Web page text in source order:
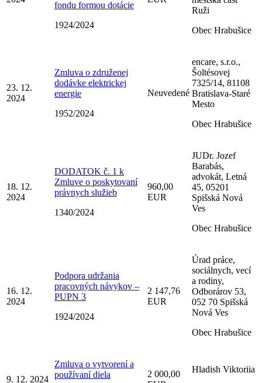
fondu formou dotácie
1924/2024
Ruži
Obec Hrabušice
23. 12.
2024
Zmluva o združenej
dodávke elektrickej
energie
1952/2024
Neuvedené
encare, s.r.o.,
Šoltésovej
7325/14, 81108
Bratislava-Staré
Mesto
Obec Hrabušice
18. 12.
2024
DODATOK č. 1 k
Zmluve o poskytovaní
právnych služieb
1340/2024
960,00
EUR
JUDr. Jozef
Barabás,
advokát, Letná
45, 05201
Spišská Nová
Ves
Obec Hrabušice
16. 12.
2024
Podpora udržania
pracovných návykov –
PUPN 3
1924/2024
2 147,76
EUR
Úrad práce,
sociálnych, vecí
a rodiny,
Odborárov 53,
052 70 Spišská
Nová Ves
Obec Hrabušice
9. 12. 2024
Zmluva o vytvorení a
používaní diela
2 000,00
Hladish Viktoriia